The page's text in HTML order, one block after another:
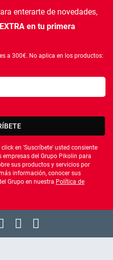
enterarte de novedades,
en tu primera
a 300€. No aplica en los productos:
en 'Suscríbete' usted consiente
del Grupo Pikolin para
sus productos y servicios por
información, conocer sus
Grupo en nuestra Política de